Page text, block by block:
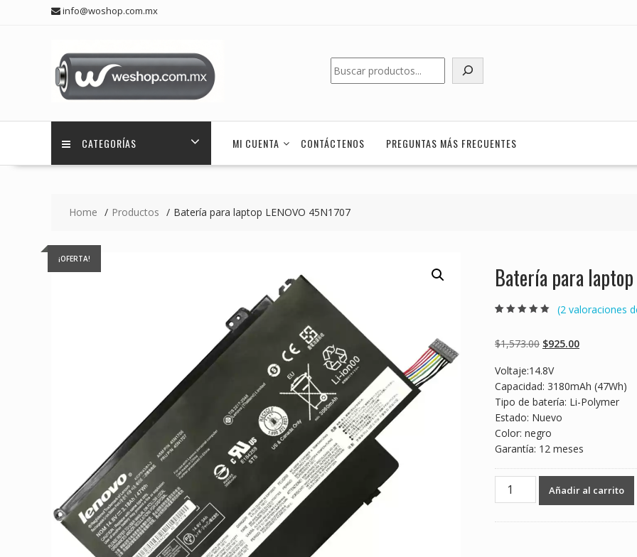
info@woshop.com.mx
Buscar
CATEGORÍAS MI CUENTA CONTÁCTENOS PREGUNTAS MÁS FRECUENTES
Home Productos Batería para laptop LENOVO 45N1707
¡OFERTA!
Batería para laptop
basado en
puntuaciones
(2 valoraciones
$1,573.00 Original
was:
$1,573.00.
$925.00Current
$925.00.
Voltaje:14.8V
Capacidad: 3180mAh (47Wh)
Tipo de batería: Li-Polymer
Estado: Nuevo
Color: negro
Garantía: 12 meses
Batería
para
Añadir al carrito